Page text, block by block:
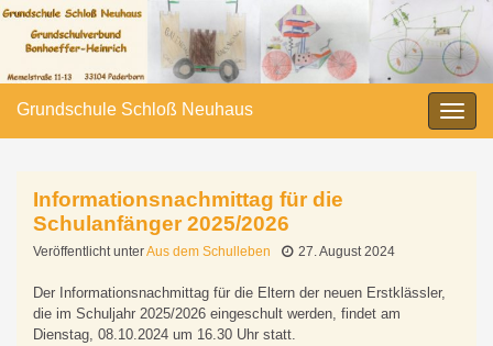
Grundschule Schloß Neuhaus
Informationsnachmittag für die
Schulanfänger 2025/2026
Veröffentlicht unterAus dem Schulleben 27. August 2024
Der Informationsnachmittag für die Eltern der neuen Erstklässler,
die im Schuljahr 2025/2026 eingeschult werden, findet am
Dienstag, 08.10.2024 um 16.30 Uhr statt.